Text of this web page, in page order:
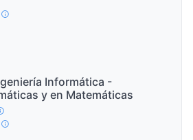
Informática -
y en Matemáticas